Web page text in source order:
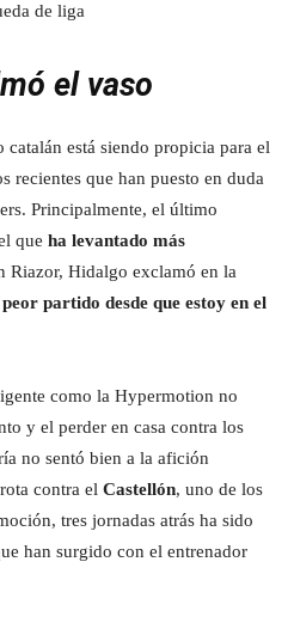
de liga
el vaso
está siendo propicia para el
recientes que han puesto en duda
Principalmente, el último
que ha levantado más
Riazor, Hidalgo exclamó en la
partido desde que estoy en el
como la Hypermotion no
y el perder en casa contra los
no sentó bien a la afición
contra el Castellón, uno de los
tres jornadas atrás ha sido
han surgido con el entrenador